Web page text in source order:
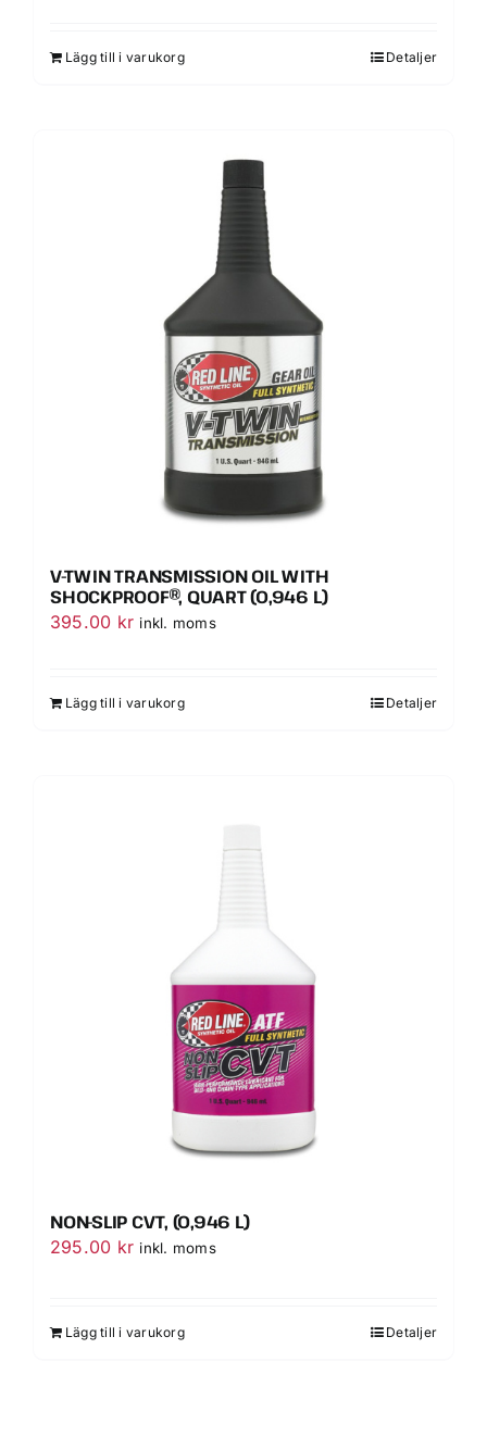
Lägg till i varukorg Detaljer
V-TWIN TRANSMISSION OIL WITH
SHOCKPROOF®, QUART (0,946 L)
395.00 kr inkl. moms
Lägg till i varukorg Detaljer
NON-SLIP CVT, (0,946 L)
295.00 kr inkl. moms
Lägg till i varukorg Detaljer